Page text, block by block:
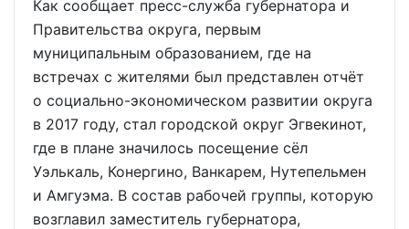
Как сообщает пресс-служба губернатора и
Правительства округа, первым
муниципальным образованием, где на
встречах с жителями был представлен отчёт
о социально-экономическом развитии округа
в 2017 году, стал городской округ Эгвекинот,
где в плане значилось посещение сёл
Уэлькаль, Конергино, Ванкарем, Нутепельмен
и Амгуэма. В состав рабочей группы, которую
возглавил заместитель губернатора,